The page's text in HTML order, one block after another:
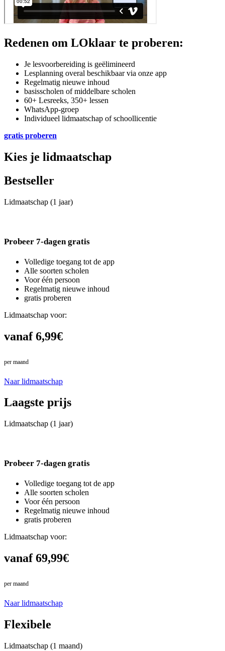
Redenen om LOklaar te proberen:
Je lesvoorbereiding is geëlimineerd
Lesplanning overal beschikbaar via onze app
Regelmatig nieuwe inhoud
basisscholen of middelbare scholen
60+ Lesreeks, 350+ lessen
WhatsApp-groep
Individueel lidmaatschap of schoollicentie
gratis proberen
Kies je lidmaatschap
Bestseller
Lidmaatschap (1 jaar)
Probeer 7-dagen gratis
Volledige toegang tot de app
Alle soorten scholen
Voor één persoon
Regelmatig nieuwe inhoud
gratis proberen
Lidmaatschap voor:
vanaf 6,99€
per maand
Naar lidmaatschap
Laagste prijs
Lidmaatschap (1 jaar)
Probeer 7-dagen gratis
Volledige toegang tot de app
Alle soorten scholen
Voor één persoon
Regelmatig nieuwe inhoud
gratis proberen
Lidmaatschap voor:
vanaf 69,99€
per maand
Naar lidmaatschap
Flexibele
Lidmaatschap (1 maand)